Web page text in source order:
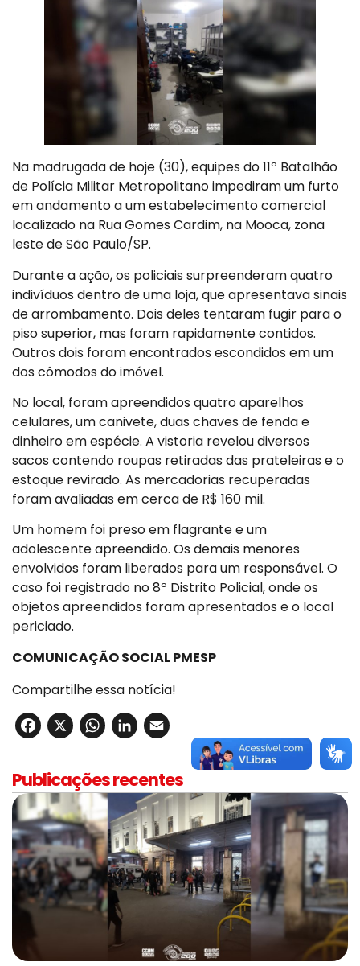
Na madrugada de hoje (30), equipes do 11º Batalhão
de Polícia Militar Metropolitano impediram um furto
em andamento a um estabelecimento comercial
localizado na Rua Gomes Cardim, na Mooca, zona
leste de São Paulo/SP.
Durante a ação, os policiais surpreenderam quatro
indivíduos dentro de uma loja, que apresentava sinais
de arrombamento. Dois deles tentaram fugir para o
piso superior, mas foram rapidamente contidos.
Outros dois foram encontrados escondidos em um
dos cômodos do imóvel.
No local, foram apreendidos quatro aparelhos
celulares, um canivete, duas chaves de fenda e
dinheiro em espécie. A vistoria revelou diversos
sacos contendo roupas retiradas das prateleiras e o
estoque revirado. As mercadorias recuperadas
foram avaliadas em cerca de R$ 160 mil.
Um homem foi preso em flagrante e um
adolescente apreendido. Os demais menores
envolvidos foram liberados para um responsável. O
caso foi registrado no 8º Distrito Policial, onde os
objetos apreendidos foram apresentados e o local
periciado.
COMUNICAÇÃO SOCIAL PMESP
Compartilhe essa notícia!
Facebook
X WhatsApp
LinkedIn
Publicações recentes